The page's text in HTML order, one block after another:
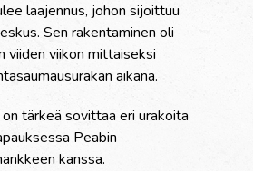
laajennus, johon sijoittuu
Sen rakentaminen oli
viiden viikon mittaiseksi
aikana.
tärkeä sovittaa eri urakoita
Peabin
kanssa.